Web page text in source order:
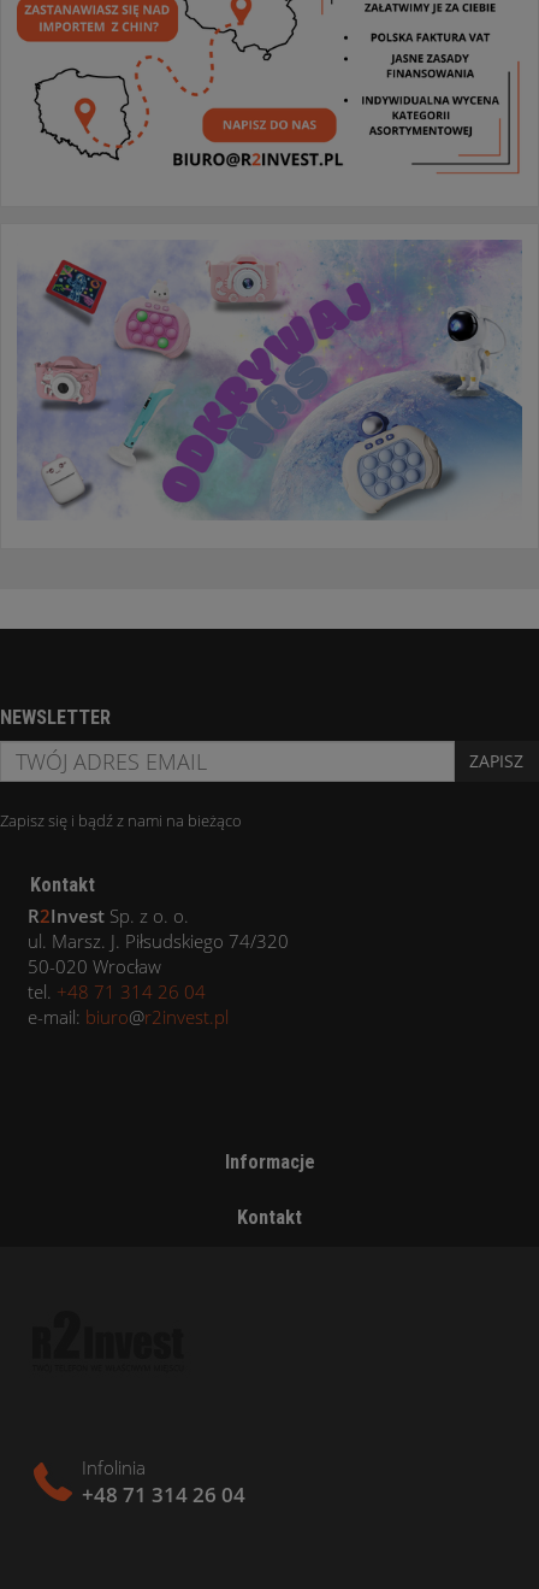
NEWSLETTER
ZAPISZ
Zapisz się i bądź z nami na bieżąco
Kontakt
R2Invest Sp. z o. o.
ul. Marsz. J. Piłsudskiego 74/320
50-020 Wrocław
tel. +48 71 314 26 04
e-mail: biuro@r2invest.pl
Informacje
Kontakt
Infolinia
+48 71 314 26 04